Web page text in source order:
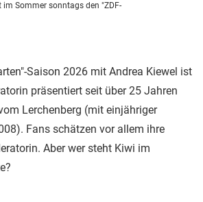
Sommer sonntags den "ZDF-
Saison 2026 mit Andrea Kiewel ist
präsentiert seit über 25 Jahren
Lerchenberg (mit einjähriger
Fans schätzen vor allem ihre
Aber wer steht Kiwi im